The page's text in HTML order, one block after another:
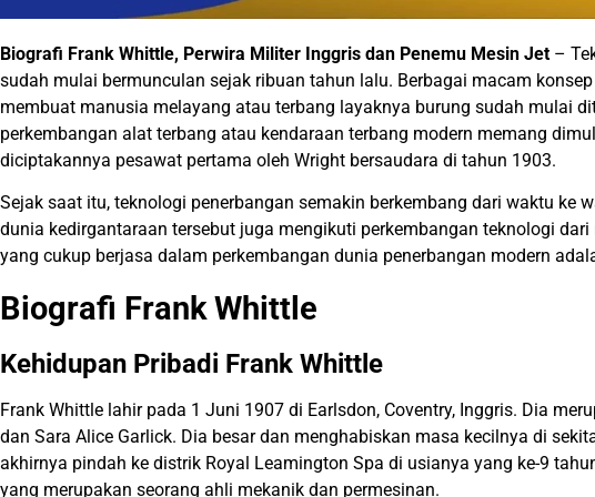
Biografi Frank Whittle, Perwira Militer Inggris dan Penemu Mesin Jet –
sudah mulai bermunculan sejak ribuan tahun lalu. Berbagai macam
membuat manusia melayang atau terbang layaknya burung sudah mulai
perkembangan alat terbang atau kendaraan terbang modern memang
diciptakannya pesawat pertama oleh Wright bersaudara di tahun 1903.
Sejak saat itu, teknologi penerbangan semakin berkembang dari waktu ke
dunia kedirgantaraan tersebut juga mengikuti perkembangan teknologi
yang cukup berjasa dalam perkembangan dunia penerbangan modern
Biografi Frank Whittle
Kehidupan Pribadi Frank Whittle
Frank Whittle lahir pada 1 Juni 1907 di Earlsdon, Coventry, Inggris. Dia
dan Sara Alice Garlick. Dia besar dan menghabiskan masa kecilnya di
akhirnya pindah ke distrik Royal Leamington Spa di usianya yang ke-9
yang merupakan seorang ahli mekanik dan permesinan.